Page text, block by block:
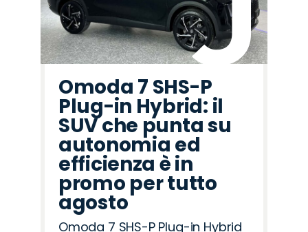
Omoda 7 SHS-P
Plug-in Hybrid: il
SUV che punta su
autonomia ed
efficienza è in
promo per tutto
agosto
Omoda 7 SHS-P Plug-in Hybrid